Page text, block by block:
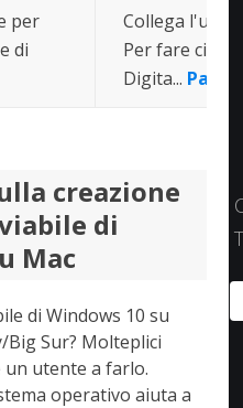
per
di
Collega
Per fare ciò,
Digita...
creazione
di
Mac
di Windows 10 su
Sur? Molteplici
utente a farlo.
operativo aiuta a